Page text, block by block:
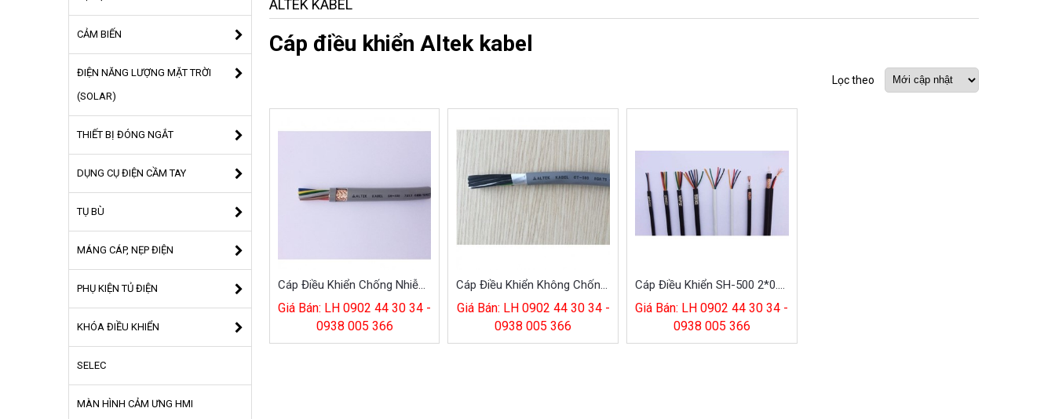
CẢM BIẾN
ĐIỆN NĂNG LƯỢNG MẶT TRỜI
(SOLAR)
THIẾT BỊ ĐÓNG NGẮT
DỤNG CỤ ĐIỆN CẦM TAY
TỤ BÙ
MÁNG CÁP, NẸP ĐIỆN
PHỤ KIỆN TỦ ĐIỆN
KHÓA ĐIỀU KHIỂN
SELEC
MÀN HÌNH CẢM ƯNG HMI
ALTEK KABEL
Cáp điều khiển Altek kabel
Lọc theo
Cáp Điều Khiển Chống Nhiễu 8G 0.75MM
Giá Bán: LH 0902 44 30 34 -
0938 005 366
Cáp Điều Khiển Không Chống Nhiễu CT-500 6*0.75
Giá Bán: LH 0902 44 30 34 -
0938 005 366
Cáp Điều Khiển SH-500 2*0.5 Altek Kabel
Giá Bán: LH 0902 44 30 34 -
0938 005 366